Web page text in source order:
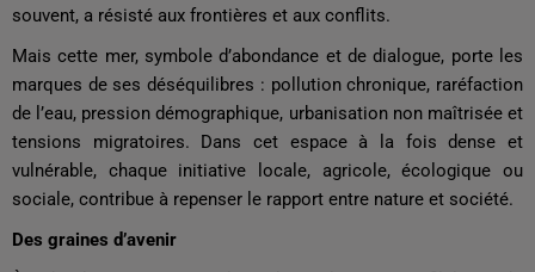
souvent, a résisté aux frontières et aux conflits.
Mais cette mer, symbole d’abondance et de dialogue, porte les
marques de ses déséquilibres : pollution chronique, raréfaction
de l’eau, pression démographique, urbanisation non maîtrisée et
tensions migratoires. Dans cet espace à la fois dense et
vulnérable, chaque initiative locale, agricole, écologique ou
sociale, contribue à repenser le rapport entre nature et société.
Des graines d’avenir